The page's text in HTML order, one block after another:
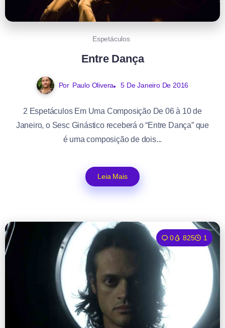
Espetáculos
Entre Dança
Por Paulo Olivera 5 De Janeiro De 2016
2 Espetáculos Em Uma Composição De 06 à 10 de
Janeiro, o Sesc Ginástico receberá o “Entre Dança” que
é uma composição de dois...
Leia Mais
0 825 1